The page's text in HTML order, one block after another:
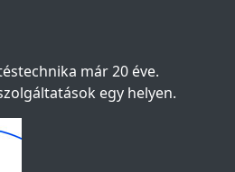
már 20 éve.
egy helyen.